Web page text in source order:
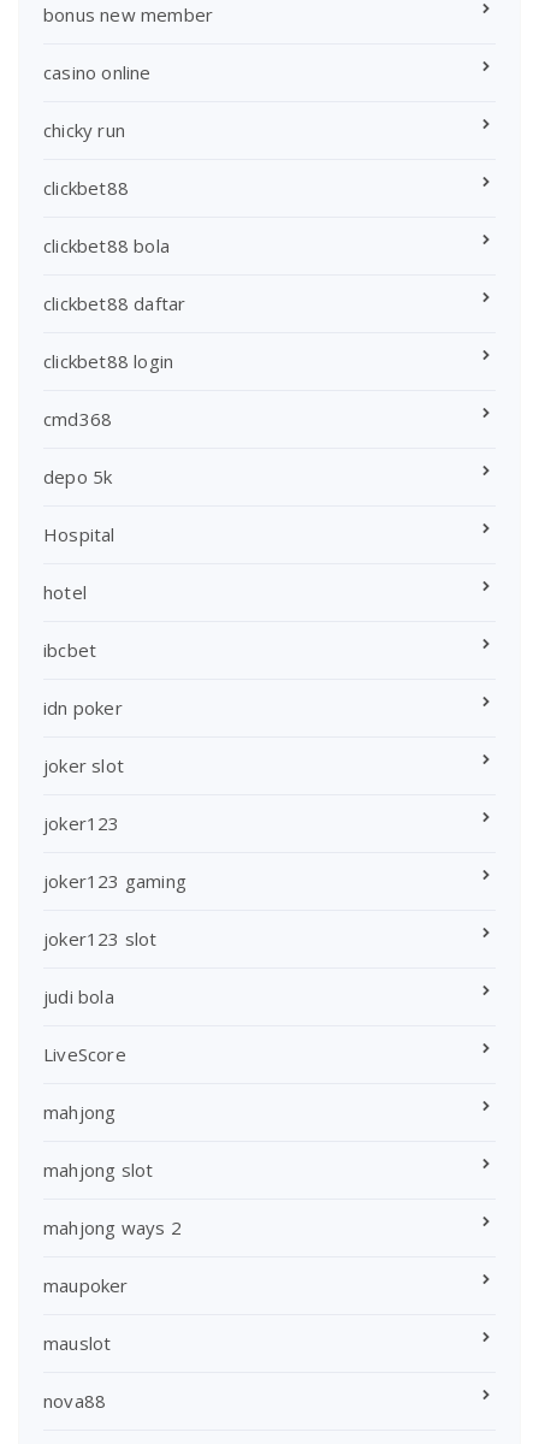
bonus new member
casino online
chicky run
clickbet88
clickbet88 bola
clickbet88 daftar
clickbet88 login
cmd368
depo 5k
Hospital
hotel
ibcbet
idn poker
joker slot
joker123
joker123 gaming
joker123 slot
judi bola
LiveScore
mahjong
mahjong slot
mahjong ways 2
maupoker
mauslot
nova88